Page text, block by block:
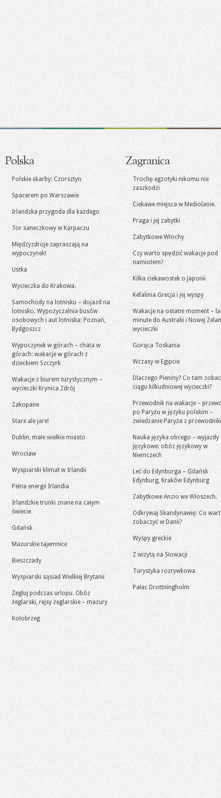
Polska
Polskie skarby: Czorsztyn
Spacerem po Warszawie
Irlandzka przygoda dla każdego
Tor saneczkowy w Karpaczu
Międzyzdroje zapraszają na
wypoczynek!
Ustka
Wycieczka do Krakowa.
Samochody na lotnisku – dojazd na
lotnisko. Wypożyczalnia busów
osobowych i aut lotniska: Poznań,
Bydgoszcz
Wypoczynek w górach – chata w
górach: wakacje w górach z
dzieckiem Szczyrk
Wakacje z biurem turystycznym –
wycieczki Krynica Zdrój
Zakopane
Stare ale jare!
Dublin, małe wielkie miasto
Wrocław
Wyspiarski klimat w Irlandii
Pełna energii Irlandia
Irlandzkie trunki znane na całym
świecie
Gdańsk
Mazurskie tajemnice
Bieszczady
Wyspiarski sąsiad Wielkiej Brytanii
Żegluj podczas urlopu. Obóz
żeglarski, rejsy żeglarskie – mazury
Kołobrzeg
Zagranica
Trochę egzotyki nikomu nie
zaszkodzi
Ciekawe miejsca w Mediolanie.
Praga i jej zabytki
Zabytkowe Włochy
Czy warto spędzić wakacje pod
namiotem?
Kilka ciekawostek o Japonii
Kefalinia Grecja i jej wyspy
Wakacje na ostatni moment –
minute do Australii i Nowej
wycieczki
Gorąca Toskania
Wczasy w Egipcie
Dlaczego Pieniny? Co tam
ciągu kilkudniowej wycieczki?
Przewodnik na wakacje –
po Paryżu w języku polskim –
zwiedzanie Paryża z
Nauka języka obcego – wyjazdy
językowe: obóz językowy w
Niemczech
Leć do Edynburga – Gdańsk
Edynburg, Kraków Edynburg
Zabytkowe Anzio we Włoszech.
Odkrywaj Skandynawię: Co
zobaczyć w Danii?
Wyspy greckie
Z wizytą na Słowacji
Turystyka rozrywkowa
Pałac Drottningholm